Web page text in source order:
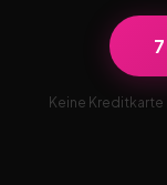
Keine Kreditkarte